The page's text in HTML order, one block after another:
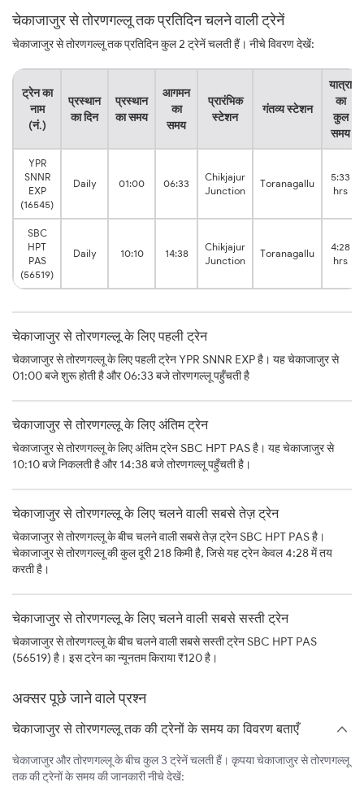
चेकाजाजुर से तोरणगल्लू तक प्रतिदिन चलने वाली ट्रेनें
चेकाजाजुर से तोरणगल्लू तक प्रतिदिन कुल 2 ट्रेनें चलती हैं। नीचे विवरण देखें:
ट्रेन का
नाम
(नं.)
प्रस्थान
का दिन
प्रस्थान
का समय
आगमन
का
समय
प्रारंभिक
स्टेशन
गंतव्य स्टेशन
यात्रा
का
कुल
समय
YPR
SNNR
EXP
(16545)
Daily 01:00 06:33
Chikjajur
Junction
Toranagallu
5:33
hrs
SBC
HPT
PAS
(56519)
Daily 10:10 14:38
Chikjajur
Junction
Toranagallu
4:28
hrs
चेकाजाजुर से तोरणगल्लू के लिए पहली ट्रेन
चेकाजाजुर से तोरणगल्लू के लिए पहली ट्रेन YPR SNNR EXP है। यह चेकाजाजुर से
01:00 बजे शुरू होती है और 06:33 बजे तोरणगल्लू पहुँचती है
चेकाजाजुर से तोरणगल्लू के लिए अंतिम ट्रेन
चेकाजाजुर से तोरणगल्लू के लिए अंतिम ट्रेन SBC HPT PAS है। यह चेकाजाजुर से
10:10 बजे निकलती है और 14:38 बजे तोरणगल्लू पहुँचती है।
चेकाजाजुर से तोरणगल्लू के लिए चलने वाली सबसे तेज़ ट्रेन
चेकाजाजुर से तोरणगल्लू के बीच चलने वाली सबसे तेज़ ट्रेन SBC HPT PAS है।
चेकाजाजुर से तोरणगल्लू की कुल दूरी 218 किमी है, जिसे यह ट्रेन केवल 4:28 में तय
करती है।
चेकाजाजुर से तोरणगल्लू के लिए चलने वाली सबसे सस्ती ट्रेन
चेकाजाजुर से तोरणगल्लू के बीच चलने वाली सबसे सस्ती ट्रेन SBC HPT PAS
(56519) है। इस ट्रेन का न्यूनतम किराया ₹120 है।
अक्सर पूछे जाने वाले प्रश्न
चेकाजाजुर से तोरणगल्लू तक की ट्रेनों के समय का विवरण बताएँ
चेकाजाजुर और तोरणगल्लू के बीच कुल 3 ट्रेनें चलती हैं। कृपया चेकाजाजुर से तोरणगल्लू
तक की ट्रेनों के समय की जानकारी नीचे देखें: